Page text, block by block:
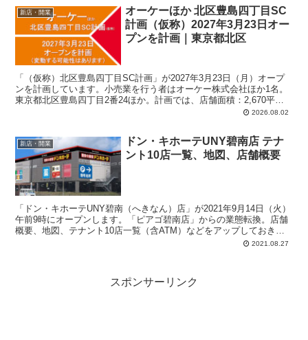
新店・開業
オーケーほか 北区豊島四丁目SC
計画（仮称）2027年3月23日オー
プンを計画｜東京都北区
「（仮称）北区豊島四丁目SC計画」が2027年3月23日（月）オープ
ンを計画しています。小売業を行う者はオーケー株式会社ほか1名。
東京都北区豊島四丁目2番24ほか。計画では、店舗面積：2,670平方
メートル、駐車場：93台、駐輪場：144台、営業時間：午前9時15分-
2026.08.02
新店・開業
ドン・キホーテUNY碧南店 テナ
ント10店一覧、地図、店舗概要
「ドン・キホーテUNY碧南（へきなん）店」が2021年9月14日（火）
午前9時にオープンします。「ピアゴ碧南店」からの業態転換。店舗
概要、地図、テナント10店一覧（含ATM）などをアップしておきま
す。愛知県碧南市天王町2丁目1。営業時間：午前9時～翌午前2時。
2021.08.27
スポンサーリンク